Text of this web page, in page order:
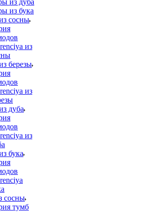
из дуба
из бука
сосны
из
березы
из
дуба
из
бука
сосны
тумб